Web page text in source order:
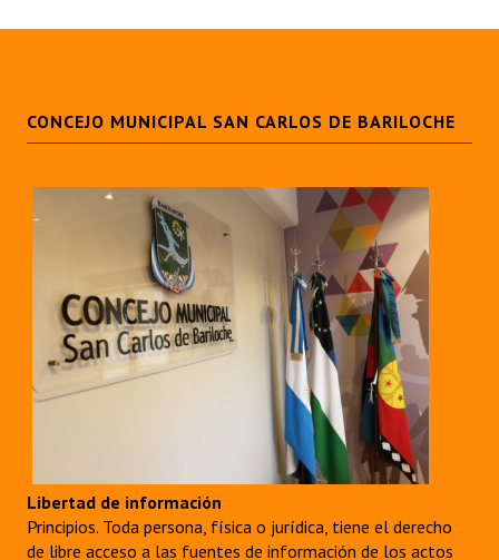
Antiguos Pobladores - Registro
Bariloche, Municipio intercultural
Entrega de distinciones
REFORMA DE LA CARTA ORGÁNICA
CONCEJO MUNICIPAL SAN CARLOS DE BARILOCHE
Libertad de información
Principios. Toda persona, física o jurídica, tiene el derecho
de libre acceso a las fuentes de información de los actos